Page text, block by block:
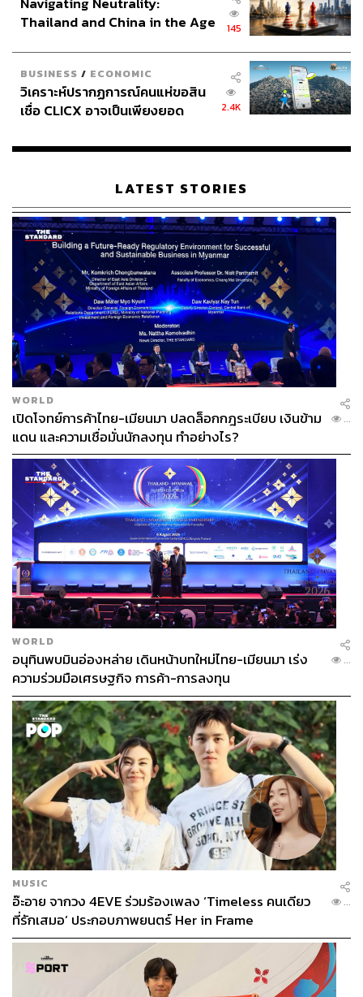
Thailand and China in the Age
145
BUSINESS / ECONOMIC
วิเคราะห์ปรากฏการณ์คนแห่ขอสิน
เชื่อ CLICX อาจเป็นเพียงยอด
เรือนไทยที่ถูกซุกไว้
2.4K
LATEST STORIES
WORLD
เปิดโจทย์การค้าไทย-เมียนมา ปลดล็อกกฎระเบียบ เงินข้าม
แดน และความเชื่อมั่นนักลงทุน ทำอย่างไร?
...
WORLD
อนุทินพบมินอ่องหล่าย เดินหน้าบทใหม่ไทย-เมียนมา เร่ง
ความร่วมมือเศรษฐกิจ การค้า-การลงทุน
...
MUSIC
อ๊ะอาย จากวง 4EVE ร่วมร้องเพลง ‘Timeless คนเดียว
ที่รักเสมอ’ ประกอบภาพยนตร์ Her in Frame
...